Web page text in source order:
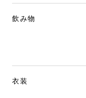
飲み物
衣装